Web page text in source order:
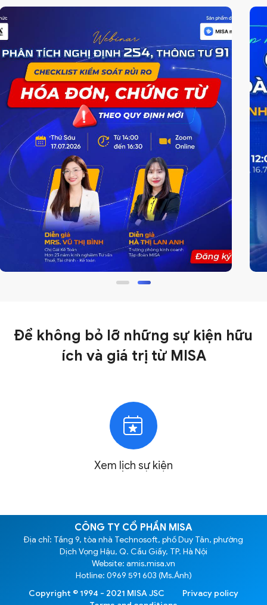
Để không bỏ lỡ những sự kiện hữu
ích và giá trị từ MISA
Xem lịch sự kiện
CÔNG TY CỔ PHẦN MISA
Địa chỉ: Tầng 9, tòa nhà Technosoft, phố Duy Tân, phường
Dịch Vọng Hậu, Q. Cầu Giấy, TP. Hà Nội
Website: amis.misa.vn
Hotline: 0969 591 603 (Ms.Ánh)
Copyright © 1994 - 2021 MISA JSC
Privacy policy